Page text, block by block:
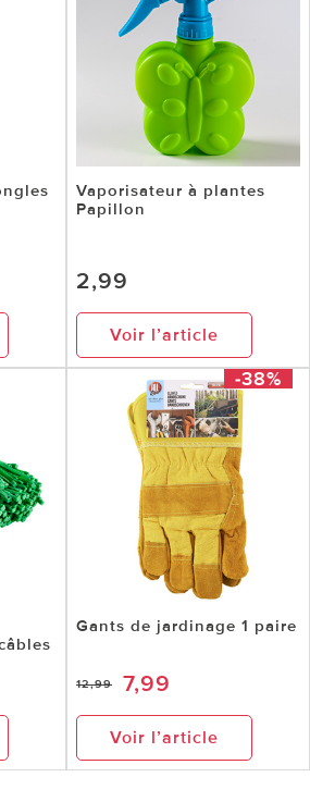
Vaporisateur à plantes
Papillon
2,99
Voir l’article
-38%
Gants de jardinage 1 paire
12,99 7,99
Voir l’article